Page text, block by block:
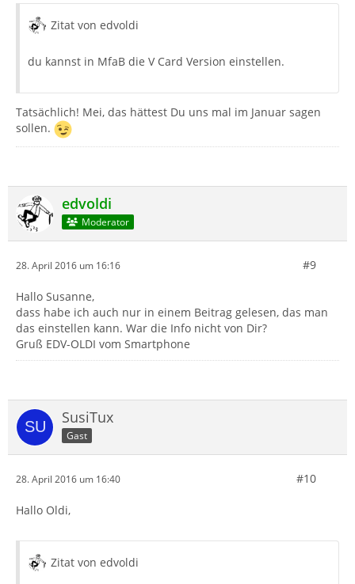
Zitat von edvoldi
du kannst in MfaB die V Card Version einstellen.
Tatsächlich! Mei, das hättest Du uns mal im Januar sagen
sollen.
edvoldi
Moderator
28. April 2016 um 16:16 #9
Hallo Susanne,
dass habe ich auch nur in einem Beitrag gelesen, das man
das einstellen kann. War die Info nicht von Dir?
Gruß EDV-OLDI vom Smartphone
SusiTux
Gast
28. April 2016 um 16:40 #10
Hallo Oldi,
Zitat von edvoldi